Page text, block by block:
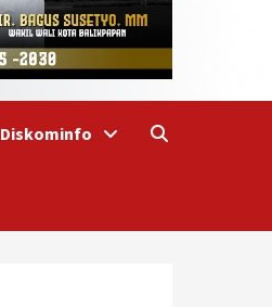
Diskominfo